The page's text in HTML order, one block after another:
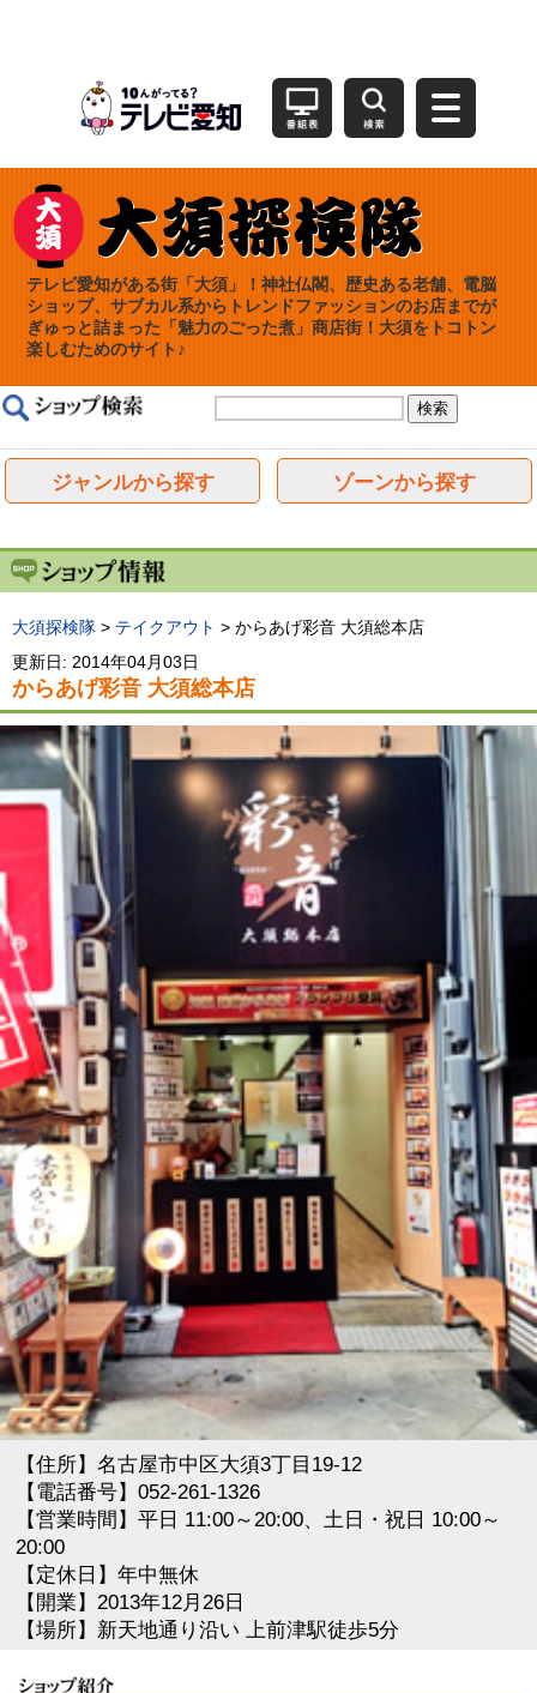
テレビ愛知がある街「大須」！神社仏閣、歴史ある老舗、電脳
ショップ、サブカル系からトレンドファッションのお店までが
ぎゅっと詰まった「魅力のごった煮」商店街！大須をトコトン
楽しむためのサイト♪
ジャンルから探す ゾーンから探す
大須探検隊 > テイクアウト > からあげ彩音 大須総本店
更新日: 2014年04月03日
からあげ彩音 大須総本店
【住所】名古屋市中区大須3丁目19-12
【電話番号】052-261-1326
【営業時間】平日 11:00～20:00、土日・祝日 10:00～
20:00
【定休日】年中無休
【開業】2013年12月26日
【場所】新天地通り沿い 上前津駅徒歩5分